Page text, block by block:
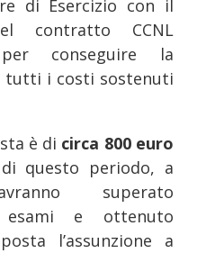
di Esercizio con il
contratto CCNL
conseguire la
tutti i costi sostenuti
è di circa 800 euro
questo periodo, a
superato
esami e ottenuto
l’assunzione a